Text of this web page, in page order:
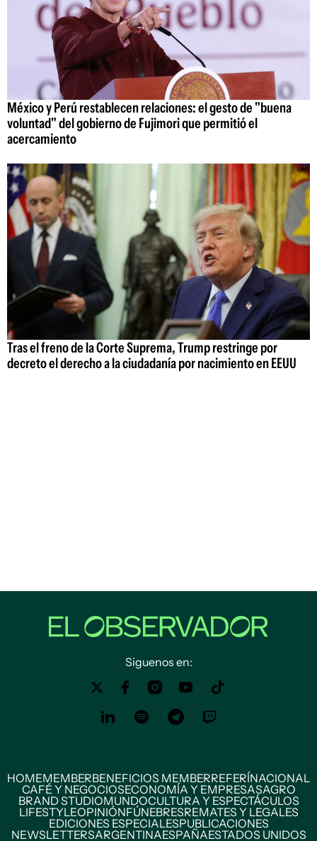
México y Perú restablecen relaciones: el gesto de "buena
voluntad" del gobierno de Fujimori que permitió el
acercamiento
Tras el freno de la Corte Suprema, Trump restringe por
decreto el derecho a la ciudadanía por nacimiento en EEUU
Siguenos en:
HOMEMEMBERBENEFICIOS MEMBERREFERÍNACIONAL
CAFÉ Y NEGOCIOSECONOMÍA Y EMPRESASAGRO
BRAND STUDIOMUNDOCULTURA Y ESPECTÁCULOS
LIFESTYLEOPINIÓNFÚNEBRESREMATES Y LEGALES
EDICIONES ESPECIALESPUBLICACIONES
NEWSLETTERSARGENTINAESPAÑAESTADOS UNIDOS